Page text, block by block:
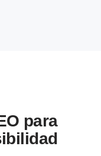
para